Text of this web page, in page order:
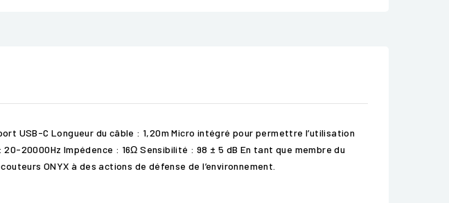
USB-C Longueur du câble : 1,20m Micro intégré pour permettre l’utilisation
20000Hz Impédence : 16Ω Sensibilité : 98 ± 5 dB En tant que membre du
ONYX à des actions de défense de l’environnement.